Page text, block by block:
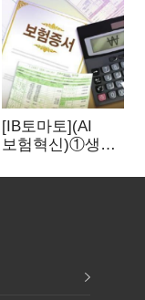
[IB토마토](AI
보험혁신)①생산
개선…현실은